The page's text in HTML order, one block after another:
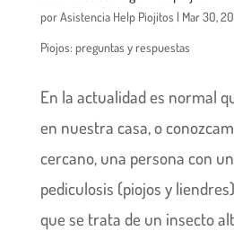
porAsistencia Help Piojitos | Mar 30,
Piojos: preguntas y respuestas
En la actualidad es normal
en nuestra casa, o
cercano, una persona con
pediculosis (piojos y
que se trata de un insecto